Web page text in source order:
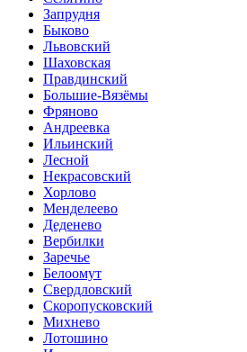
Запрудня
Быково
Львовский
Шаховская
Правдинский
Большие-Вязёмы
Фряново
Андреевка
Ильинский
Лесной
Некрасовский
Хорлово
Менделеево
Деденево
Вербилки
Заречье
Белоомут
Свердловский
Скоропусковский
Михнево
Лотошино